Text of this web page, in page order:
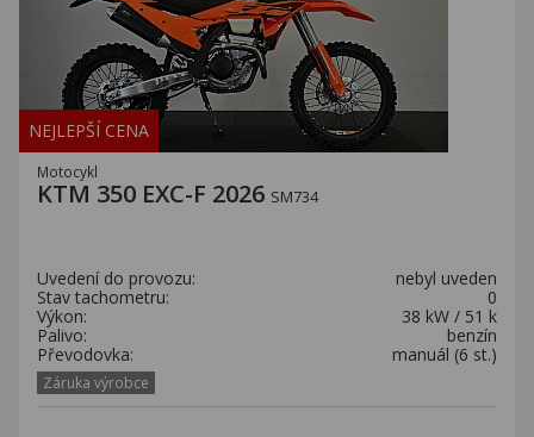
NEJLEPŠÍ CENA
Motocykl
KTM 350 EXC-F 2026 SM734
Uvedení do provozu:
nebyl uveden
Stav tachometru:
0
Výkon:
38 kW / 51 k
Palivo:
benzín
Převodovka:
manuál (6 st.)
Záruka výrobce